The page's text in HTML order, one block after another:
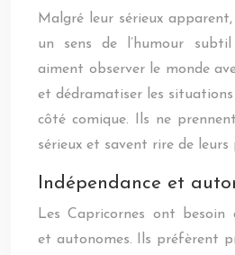
Malgré leur sérieux
un sens de l’humour
aiment observer le monde
et dédramatiser les
côté comique. Ils ne
sérieux et savent rire de leurs
Indépendance et
Les Capricornes ont besoin
et autonomes. Ils préfèrent